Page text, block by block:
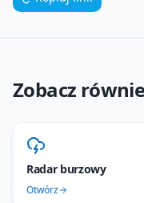
Zobacz
Radar burzowy
Otwórz